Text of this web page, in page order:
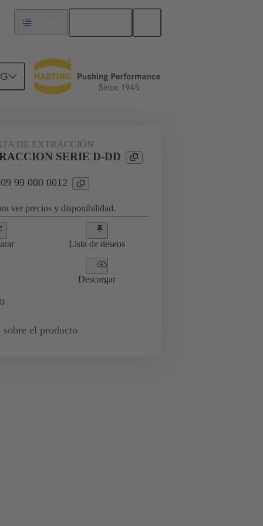
DE EXTRACCIÓN
SERIE D-DD
99 000 0012
ver precios y disponibilidad.
Lista de deseos
Descargar
0
sobre el producto